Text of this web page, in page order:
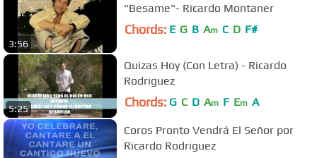
3:56
"Besame"- Ricardo Montaner
Chords: E G B Am C D F#
5:25
Quizas Hoy (Con Letra) - Ricardo
Rodriguez
Chords: G C D Am F Em A
Coros Pronto Vendrá El Señor por
Ricardo Rodriguez